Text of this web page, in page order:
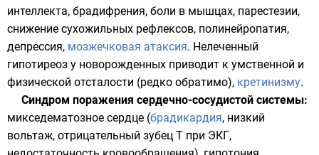
интеллекта, брадифрения, боли в мышцах, парестезии,
снижение сухожильных рефлексов, полинейропатия,
депрессия, мозжечковая атаксия. Нелеченный
гипотиреоз у новорожденных приводит к умственной и
физической отсталости (редко обратимо), кретинизму.
Синдром поражения сердечно-сосудистой системы:
микседематозное сердце (брадикардия, низкий
вольтаж, отрицательный зубец Т при ЭКГ,